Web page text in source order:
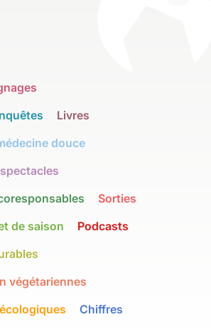
Livres
douce
Sorties
de saison
Podcasts
végétariennes
Chiffres